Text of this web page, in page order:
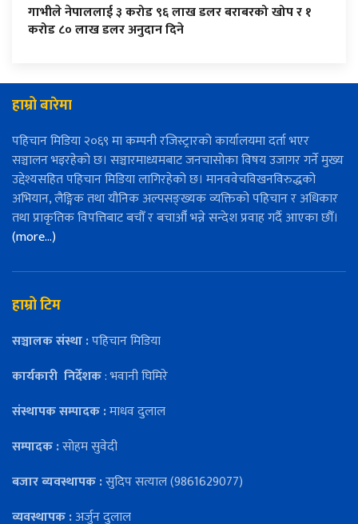
गाभीले नेपाललाई ३ करोड ९६ लाख डलर बराबरको खोप र १
करोड ८० लाख डलर अनुदान दिने
हाम्रो बारेमा
पहिचान मिडिया २०६९ मा कम्पनी रजिस्ट्रारको कार्यालयमा दर्ता भएर
सञ्चालन भइरहेको छ। सञ्चारमाध्यमबाट जनचासोका विषय उजागर गर्ने मुख्य
उद्देश्यसहित पहिचान मिडिया लागिरहेको छ। मानववेचविखनविरुद्धको
अभियान, लैङ्गिक तथा यौनिक अल्पसङ्ख्यक व्यक्तिको पहिचान र अधिकार
तथा प्राकृतिक विपत्तिबाट बचौँ र बचाऔँ भन्ने सन्देश प्रवाह गर्दै आएका छौँ।
(more…)
हाम्रो टिम
सञ्चालक संस्था :पहिचान मिडिया
कार्यकारी निर्देशक: भवानी घिमिरे
संस्थापक सम्पादक :माधव दुलाल
सम्पादक :सोहम सुवेदी
बजार ब्यवस्थापक :सुदिप सत्याल (9861629077)
व्यवस्थापक :अर्जुन दुलाल